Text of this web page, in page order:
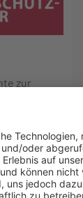
zur
des
Abs. 1
die der